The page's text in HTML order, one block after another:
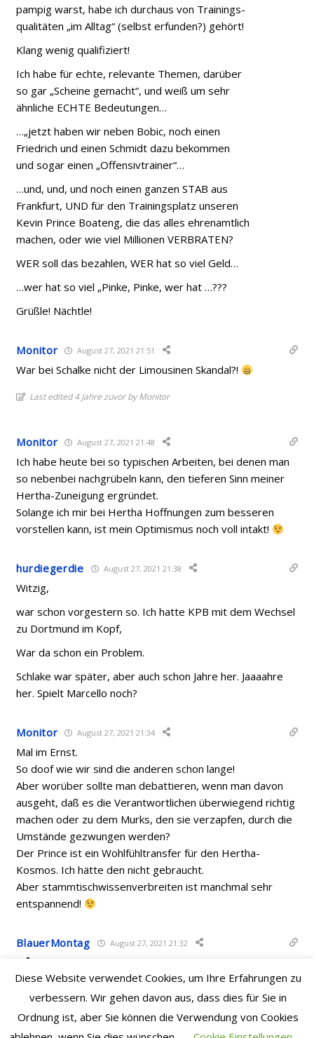
pampig warst, habe ich durchaus von Trainings-
qualitäten „im Alltag“ (selbst erfunden?) gehört!
Klang wenig qualifiziert!
Ich habe für echte, relevante Themen, darüber
so gar „Scheine gemacht“, und weiß um sehr
ähnliche ECHTE Bedeutungen…
…„jetzt haben wir neben Bobic, noch einen
Friedrich und einen Schmidt dazu bekommen
und sogar einen „Offensivtrainer“…
…und, und, und noch einen ganzen STAB aus
Frankfurt, UND für den Trainingsplatz unseren
Kevin Prince Boateng, die das alles ehrenamtlich
machen, oder wie viel Millionen VERBRATEN?
WER soll das bezahlen, WER hat so viel Geld…
…wer hat so viel „Pinke, Pinke, wer hat …???
Grüßle! Nächtle!
Monitor August 27, 2021 21:51
War bei Schalke nicht der Limousinen Skandal?!
Last edited 4 Jahre zuvor by Monitor
Monitor August 27, 2021 21:48
Ich habe heute bei so typischen Arbeiten, bei denen man
so nebenbei nachgrübeln kann, den tieferen Sinn meiner
Hertha-Zuneigung ergründet.
Solange ich mir bei Hertha Hoffnungen zum besseren
vorstellen kann, ist mein Optimismus noch voll intakt!
hurdiegerdie August 27, 2021 21:38
Witzig,
war schon vorgestern so. Ich hatte KPB mit dem Wechsel
zu Dortmund im Kopf,
War da schon ein Problem.
Schlake war später, aber auch schon Jahre her. Jaaaahre
her. Spielt Marcello noch?
Monitor August 27, 2021 21:34
Mal im Ernst.
So doof wie wir sind die anderen schon lange!
Aber worüber sollte man debattieren, wenn man davon
ausgeht, daß es die Verantwortlichen überwiegend richtig
machen oder zu dem Murks, den sie verzapfen, durch die
Umstände gezwungen werden?
Der Prince ist ein Wohlfühltransfer für den Hertha-
Kosmos. Ich hätte den nicht gebraucht.
Aber stammtischwissenverbreiten ist manchmal sehr
entspannend!
BlauerMontag August 27, 2021 21:32
Das wissen wir, wenn sie im Rahmen des Projekts
Goldesel die letzten Mios verbrannt haben.
Diese Website verwendet Cookies, um Ihre Erfahrungen zu
verbessern. Wir gehen davon aus, dass dies für Sie in
Ordnung ist, aber Sie können die Verwendung von Cookies